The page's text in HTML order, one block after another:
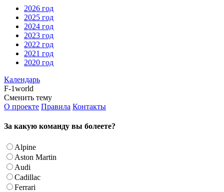
2026 год
2025 год
2024 год
2023 год
2022 год
2021 год
2020 год
Календарь
F-1world
Сменить тему
О проекте Правила Контакты
За какую команду вы болеете?
Alpine
Aston Martin
Audi
Cadillac
Ferrari